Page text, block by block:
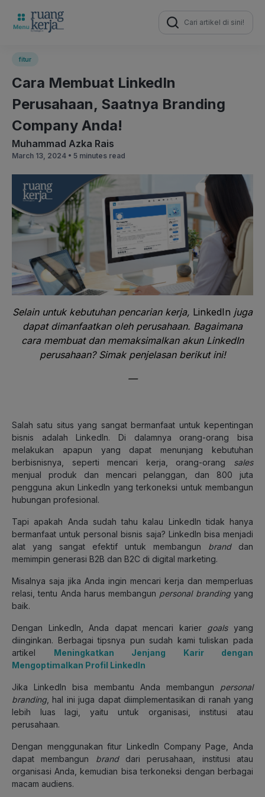
Search
for:
fitur
Cara Membuat LinkedIn
Perusahaan, Saatnya Branding
Company Anda!
Muhammad Azka Rais
March 13, 2024 • 5 minutes read
Selain untuk kebutuhan pencarian kerja, LinkedIn juga
dapat dimanfaatkan oleh perusahaan. Bagaimana
cara membuat dan memaksimalkan akun LinkedIn
perusahaan? Simak penjelasan berikut ini!
—
Salah satu situs yang sangat bermanfaat untuk kepentingan
bisnis adalah LinkedIn. Di dalamnya orang-orang bisa
melakukan apapun yang dapat menunjang kebutuhan
berbisnisnya, seperti mencari kerja, orang-orang sales
menjual produk dan mencari pelanggan, dan 800 juta
pengguna akun LinkedIn yang terkoneksi untuk membangun
hubungan profesional.
Tapi apakah Anda sudah tahu kalau LinkedIn tidak hanya
bermanfaat untuk personal bisnis saja? LinkedIn bisa menjadi
alat yang sangat efektif untuk membangun branddan
memimpin generasi B2B dan B2C di digital marketing.
Misalnya saja jika Anda ingin mencari kerja dan memperluas
relasi, tentu Anda harus membangun personal brandingyang
baik.
Dengan LinkedIn, Anda dapat mencari karier goalsyang
diinginkan. Berbagai tipsnya pun sudah kami tuliskan pada
artikel Meningkatkan Jenjang Karir dengan
Mengoptimalkan Profil LinkedIn
Jika LinkedIn bisa membantu Anda membangun personal
branding , hal ini juga dapat diimplementasikan di ranah yang
lebih luas lagi, yaitu untuk organisasi, institusi atau
perusahaan.
Dengan menggunakan fitur LinkedIn Company Page, Anda
dapat membangun brand dari perusahaan, institusi atau
organisasi Anda, kemudian bisa terkoneksi dengan berbagai
macam audiens.